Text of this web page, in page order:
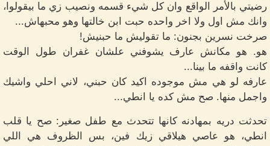
رضيتي بالأمر الواقع وان كل شيء قسمه ونصيب زي ما بيقولوا،
وانك مش اول ولا اخر واحده حبت ابن خالتها وهو محبهاش...
صرخت نسرين بجنون: ما تقوليش ما حبنيش!
هو. هو مكانش عارف يشوفني علشان غفران طول الوقت
كانت واقفه ما بينا...
عارفه لو هي مش موجوده اكيد كان حبني، لاني احلي واشيك
واجمل منها. صح مش كده يا انطي...
تحدثت دريه بمهادنه كانها تتحدث مع طفل صغير: صح يا قلب
انطي، هو عاصي هيلاقي زيك فين، بس الظروف هي اللي